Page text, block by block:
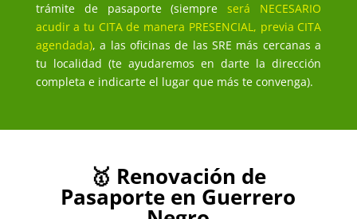
trámite de pasaporte (siempreserá NECESARIO
acudir a tu CITA de manera PRESENCIAL, previa CITA
agendada), a las oficinas de las SRE más cercanas a
tu localidad (te ayudaremos en darte la dirección
completa e indicarte el lugar que más te convenga).
🥇 Renovación de
Pasaporte en Guerrero